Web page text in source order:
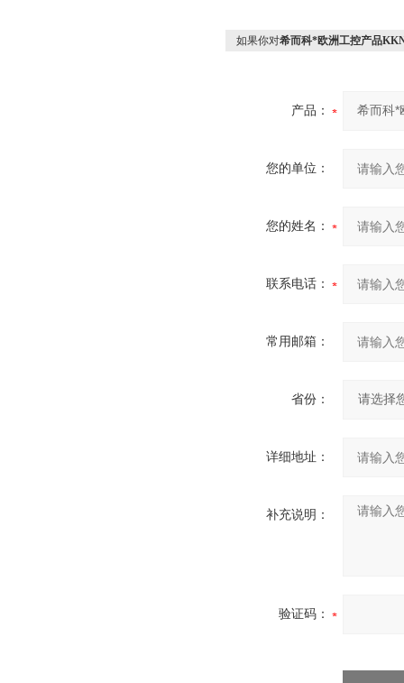
如果你对希而科*欧洲工控产品
产品：
您的单位：
您的姓名：
联系电话：
常用邮箱：
省份：
详细地址：
补充说明：
验证码：